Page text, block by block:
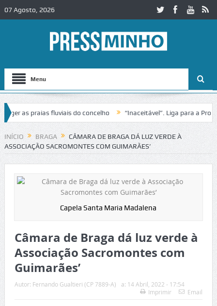
07 Agosto, 2026
Menu
as praias fluviais do concelho “Inaceitável”. Liga para a Proteção
de trânsito no IC2 em Alcobaça Igreja do Castelo de
INÍCIO BRAGA
CÂMARA DE BRAGA DÁ LUZ VERDE À
ASSOCIAÇÃO SACROMONTES COM GUIMARÃES’
Capela Santa Maria Madalena
Câmara de Braga dá luz verde à
Associação Sacromontes com
Guimarães’
Autor: Fernando Gualtieri (CP 7889-A) a: 14 Abril, 2022 - 17:54
Imprimir
Email